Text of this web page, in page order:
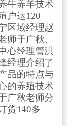
牛养羊技术
户达120
区域经理赵
师于广秋、
心经理管洪
经理介绍了
品的特点与
的养殖技术
广秋老师分
货140多